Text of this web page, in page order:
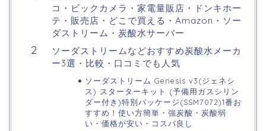
コ・ビックカメラ・家電量販店・ドンキホー
テ・販売店・どこで買える・Amazon・ソー
ダストリーム・炭酸水サーバー
ソーダストリームなどおすすめ炭酸水メーカ
ー3選・比較・口コミでも人気
ソーダストリーム Genesis v3(ジェネシ
ス) スターターキット (予備用ガスシリン
ダー付き)特別パッケージ(SSM7072)1番お
すすめ！使い方簡単・強炭酸・炭酸弱
い・価格が安い・コスパ良し